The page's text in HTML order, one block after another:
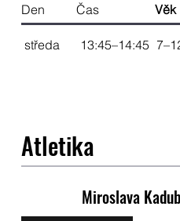
13:45–14:45
středa
Věk
Čas
Den
Miroslava
Atletika